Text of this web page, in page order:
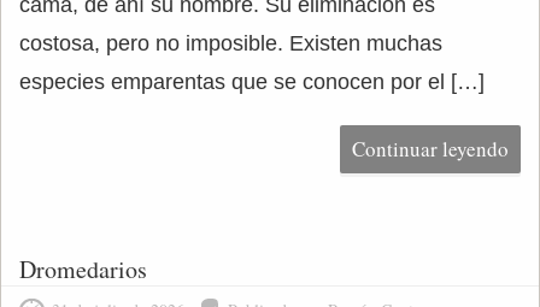
cama, de ahí su nombre. Su eliminación es
costosa, pero no imposible. Existen muchas
especies emparentas que se conocen por el […]
Continuar leyendo
Dromedarios